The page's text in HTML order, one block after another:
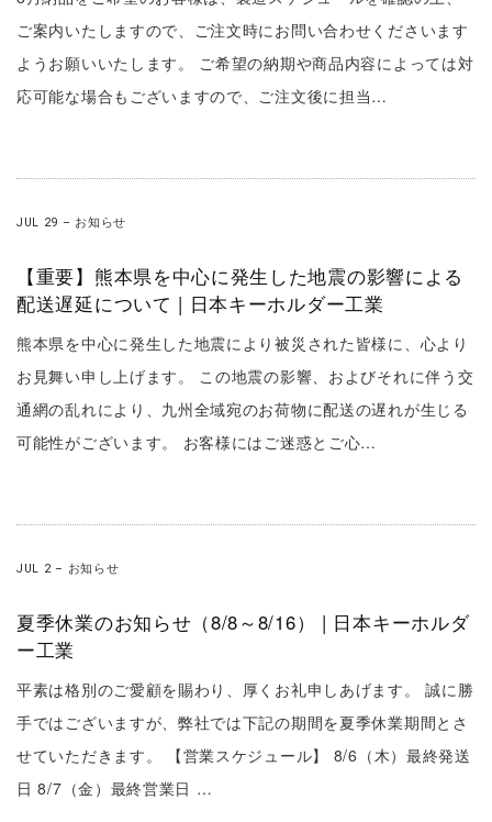
ご案内いたしますので、ご注文時にお問い合わせくださいます
ようお願いいたします。 ご希望の納期や商品内容によっては対
応可能な場合もございますので、ご注文後に担当…
JUL 29 – お知らせ
【重要】熊本県を中心に発生した地震の影響による
配送遅延について | 日本キーホルダー工業
熊本県を中心に発生した地震により被災された皆様に、心より
お見舞い申し上げます。 この地震の影響、およびそれに伴う交
通網の乱れにより、九州全域宛のお荷物に配送の遅れが生じる
可能性がございます。 お客様にはご迷惑とご心…
JUL 2– お知らせ
夏季休業のお知らせ（8/8～8/16） | 日本キーホルダ
ー工業
平素は格別のご愛顧を賜わり、厚くお礼申しあげます。 誠に勝
手ではございますが、弊社では下記の期間を夏季休業期間とさ
せていただきます。 【営業スケジュール】 8/6（木）最終発送
日 8/7（金）最終営業日 …